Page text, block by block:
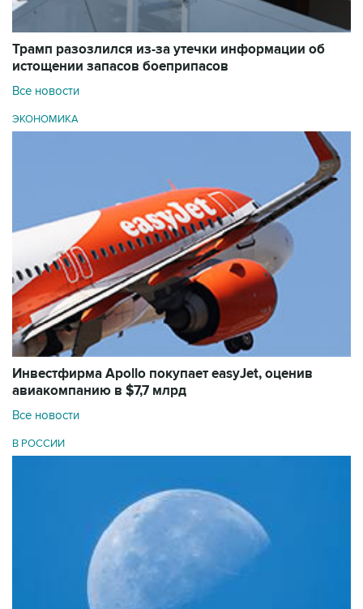
Трамп разозлился из-за утечки информации об
истощении запасов боеприпасов
Все новости
ЭКОНОМИКА
Инвестфирма Apollo покупает easyJet, оценив
авиакомпанию в $7,7 млрд
Все новости
В РОССИИ